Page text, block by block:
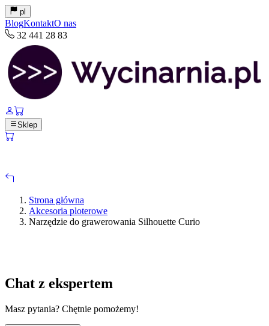
pl
BlogKontaktO nas
32 441 28 83
Sklep
Strona główna
Akcesoria ploterowe
Narzędzie do grawerowania Silhouette Curio
Chat z ekspertem
Masz pytania? Chętnie pomożemy!